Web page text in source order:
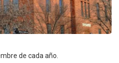
de cada año.